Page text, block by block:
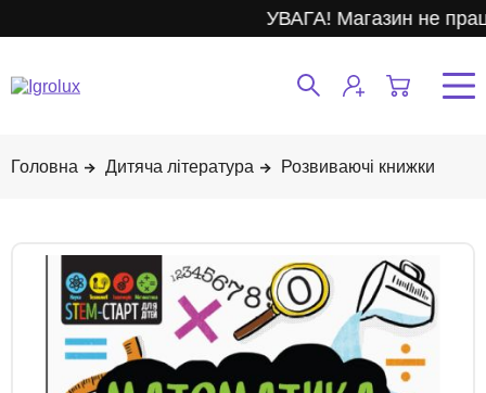
УВАГА! Магазин не
Дитяча література Розвиваючі книжки